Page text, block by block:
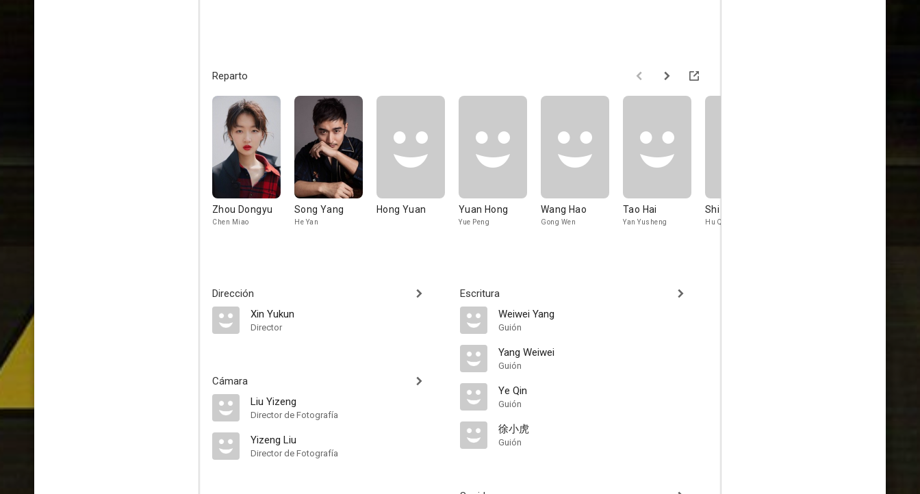
Reparto
Zhou Dongyu
Chen Miao
Song Yang
He Yan
Hong Yuan Yuan Hong
Yue Peng
Wang Hao
Gong Wen
Tao Hai
Yan Yusheng
Shi Rui
Hu Qiao
Dirección
Xin Yukun
Director
Cámara
Liu Yizeng
Director de Fotografía
Yizeng Liu
Director de Fotografía
Escritura
Weiwei Yang
Guión
Yang Weiwei
Guión
Ye Qin
Guión
徐小虎
Guión